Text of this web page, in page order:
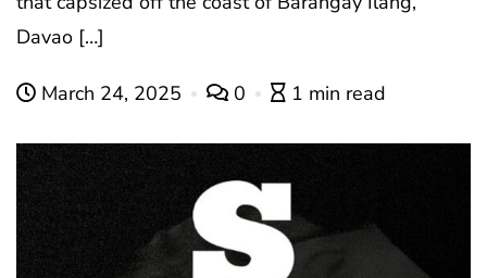
Davao […]
March 24, 2025 0 1 min read